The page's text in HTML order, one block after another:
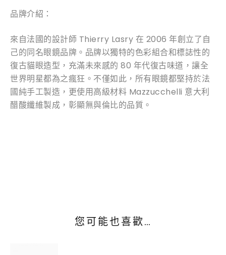
品牌介紹：
來自法國的設計師 Thierry Lasry 在 2006 年創立了自
己的同名眼鏡品牌。品牌以獨特的色彩組合和標誌性的
復古貓眼造型，充滿未來感的 80 年代復古味道，讓全
世界明星都為之瘋狂。不僅如此，所有眼鏡都堅持於法
國純手工製造，更使用高級材料 Mazzucchelli 意大利
醋酸纖維製成，彰顯無與倫比的品質。
您可能也喜歡…